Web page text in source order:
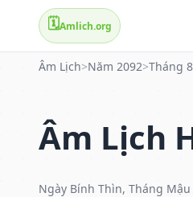
🗓️Amlich.org
Âm Lịch>Năm 2092>Tháng 8
Âm Lịch
Ngày Bính Thìn, Tháng